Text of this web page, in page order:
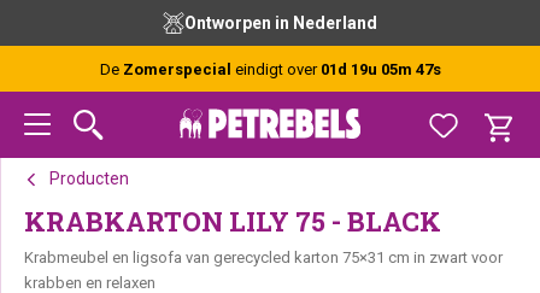
hoofdnavigatie
hoofd
inhoud
voettekst
Ontworpen in Nederland
De Zomerspecial eindigt over 01d 19u 05m 47s
Producten
KRABKARTON LILY 75 - BLACK
Krabmeubel en ligsofa van gerecycled karton 75×31 cm in zwart voor
krabben en relaxen